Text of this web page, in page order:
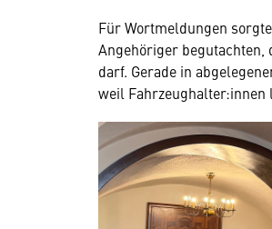
Für Wortmeldungen
Angehöriger begutachten,
darf. Gerade in
weil Fahrzeughalter:innen